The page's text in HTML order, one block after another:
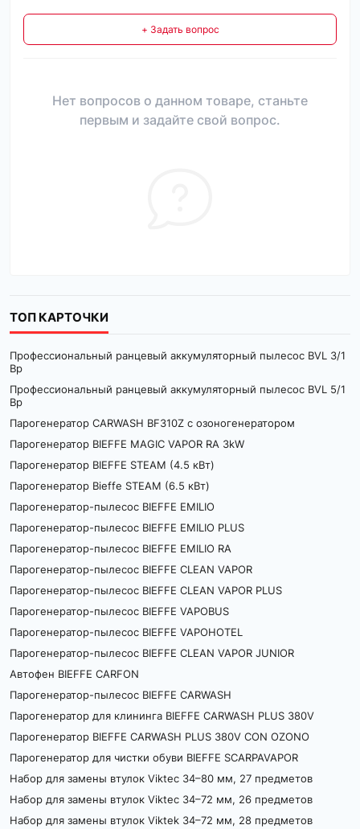
+ Задать вопрос
Нет вопросов о данном товаре, станьте
первым и задайте свой вопрос.
ТОП КАРТОЧКИ
Профессиональный ранцевый аккумуляторный пылесос BVL 3/1
Bp
Профессиональный ранцевый аккумуляторный пылесос BVL 5/1
Bp
Парогенератор CARWASH BF310Z с озоногенератором
Парогенератор BIEFFE MAGIC VAPOR RA 3kW
Парогенератор BIEFFE STEAM (4.5 кВт)
Парогенератор Bieffe STEAM (6.5 кВт)
Парогенератор-пылесос BIEFFE EMILIO
Парогенератор-пылесос BIEFFE EMILIO PLUS
Парогенератор-пылесос BIEFFE EMILIO RA
Парогенератор-пылесос BIEFFE CLEAN VAPOR
Парогенератор-пылесос BIEFFE CLEAN VAPOR PLUS
Парогенератор-пылесос BIEFFE VAPOBUS
Парогенератор-пылесос BIEFFE VAPOHOTEL
Парогенератор-пылесос BIEFFE CLEAN VAPOR JUNIOR
Автофен BIEFFE CARFON
Парогенератор-пылесос BIEFFE CARWASH
Парогенератор для клининга BIEFFE CARWASH PLUS 380V
Парогенератор BIEFFE CARWASH PLUS 380V CON OZONO
Парогенератор для чистки обуви BIEFFE SCARPAVAPOR
Набор для замены втулок Viktec 34–80 мм, 27 предметов
Набор для замены втулок Viktec 34–72 мм, 26 предметов
Набор для замены втулок Viktek 34–72 мм, 28 предметов